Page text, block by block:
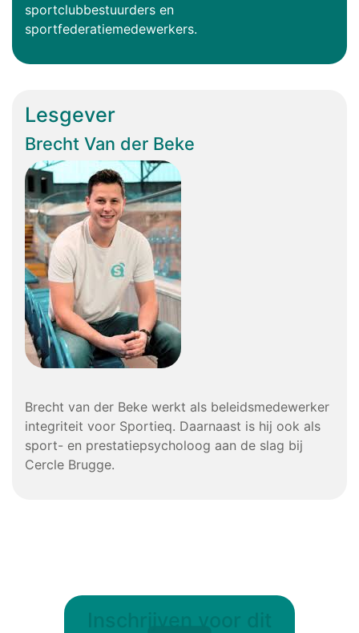
sportclubbestuurders en
sportfederatiemedewerkers.
Lesgever
Brecht Van der Beke
Brecht van der Beke werkt als beleidsmedewerker
integriteit voor Sportieq. Daarnaast is hij ook als
sport- en prestatiepsycholoog aan de slag bij
Cercle Brugge.